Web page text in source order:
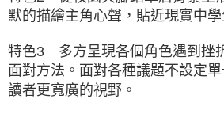
默的描繪主角心聲，貼近現實中學
特色3 多方呈現各個角色遇到挫
面對方法。面對各種議題不設定
讀者更寬廣的視野。